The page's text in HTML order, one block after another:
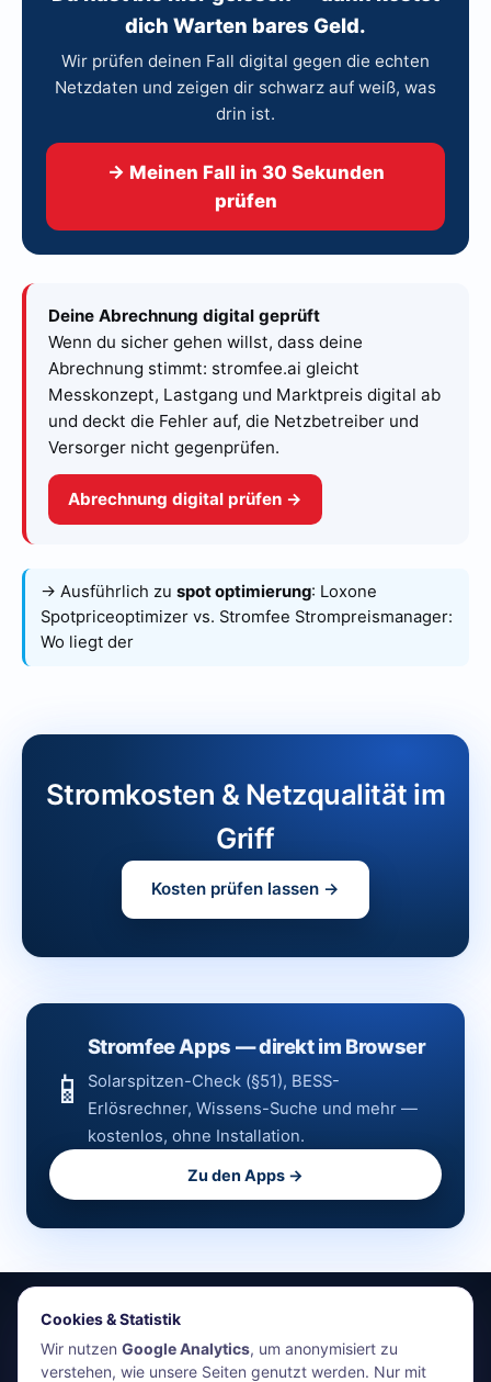
dich Warten bares Geld.
Wir prüfen deinen Fall digital gegen die echten
Netzdaten und zeigen dir schwarz auf weiß, was
drin ist.
→ Meinen Fall in 30 Sekunden
prüfen
Deine Abrechnung digital geprüft
Wenn du sicher gehen willst, dass deine
Abrechnung stimmt: stromfee.ai gleicht
Messkonzept, Lastgang und Marktpreis digital ab
und deckt die Fehler auf, die Netzbetreiber und
Versorger nicht gegenprüfen.
Abrechnung digital prüfen →
→ Ausführlich zu spot optimierung: Loxone
Spotpriceoptimizer vs. Stromfee Strompreismanager:
Wo liegt der
Stromkosten & Netzqualität im
Griff
Kosten prüfen lassen →
📱
Stromfee Apps — direkt im Browser
Solarspitzen-Check (§51), BESS-
Erlösrechner, Wissens-Suche und mehr —
kostenlos, ohne Installation.
Zu den Apps →
stromfee.me
Cookies & Statistik
Wir nutzen Google Analytics, um anonymisiert zu
verstehen, wie unsere Seiten genutzt werden. Nur mit